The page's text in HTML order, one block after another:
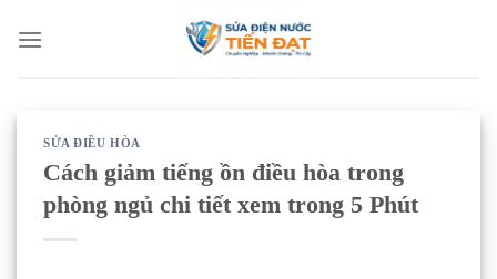
qua
SỬA ĐIỀU HÒA
Cách giảm tiếng ồn điều hòa trong
phòng ngủ chi tiết xem trong 5 Phút